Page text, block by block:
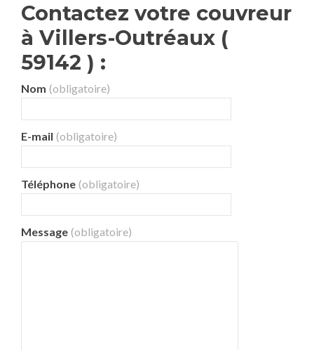
Contactez votre couvreur
à Villers-Outréaux (
59142 ) :
Nom (obligatoire)
E-mail (obligatoire)
Téléphone (obligatoire)
Message (obligatoire)